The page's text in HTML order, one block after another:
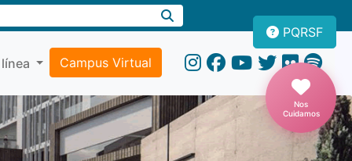
Campus Virtual
PQRSF
Nos
Cuidamos